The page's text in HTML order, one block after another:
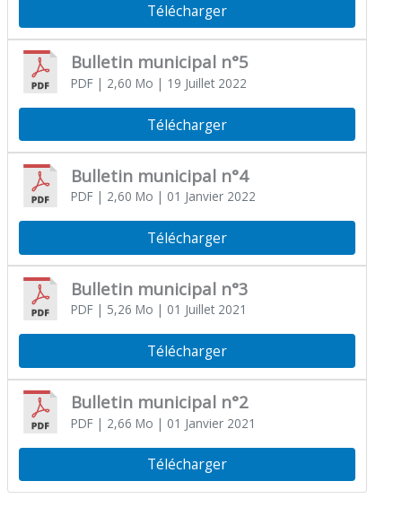
Télécharger
Bulletin municipal n°5
PDF| 2,60 Mo | 19 Juillet 2022
Télécharger
Bulletin municipal n°4
PDF| 2,60 Mo | 01 Janvier 2022
Télécharger
Bulletin municipal n°3
PDF| 5,26 Mo | 01 Juillet 2021
Télécharger
Bulletin municipal n°2
PDF| 2,66 Mo | 01 Janvier 2021
Télécharger